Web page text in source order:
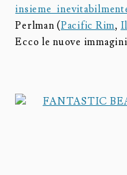
insieme
Perlman (Pacific Rim,
Ecco le nuove